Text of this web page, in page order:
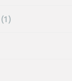
(1)